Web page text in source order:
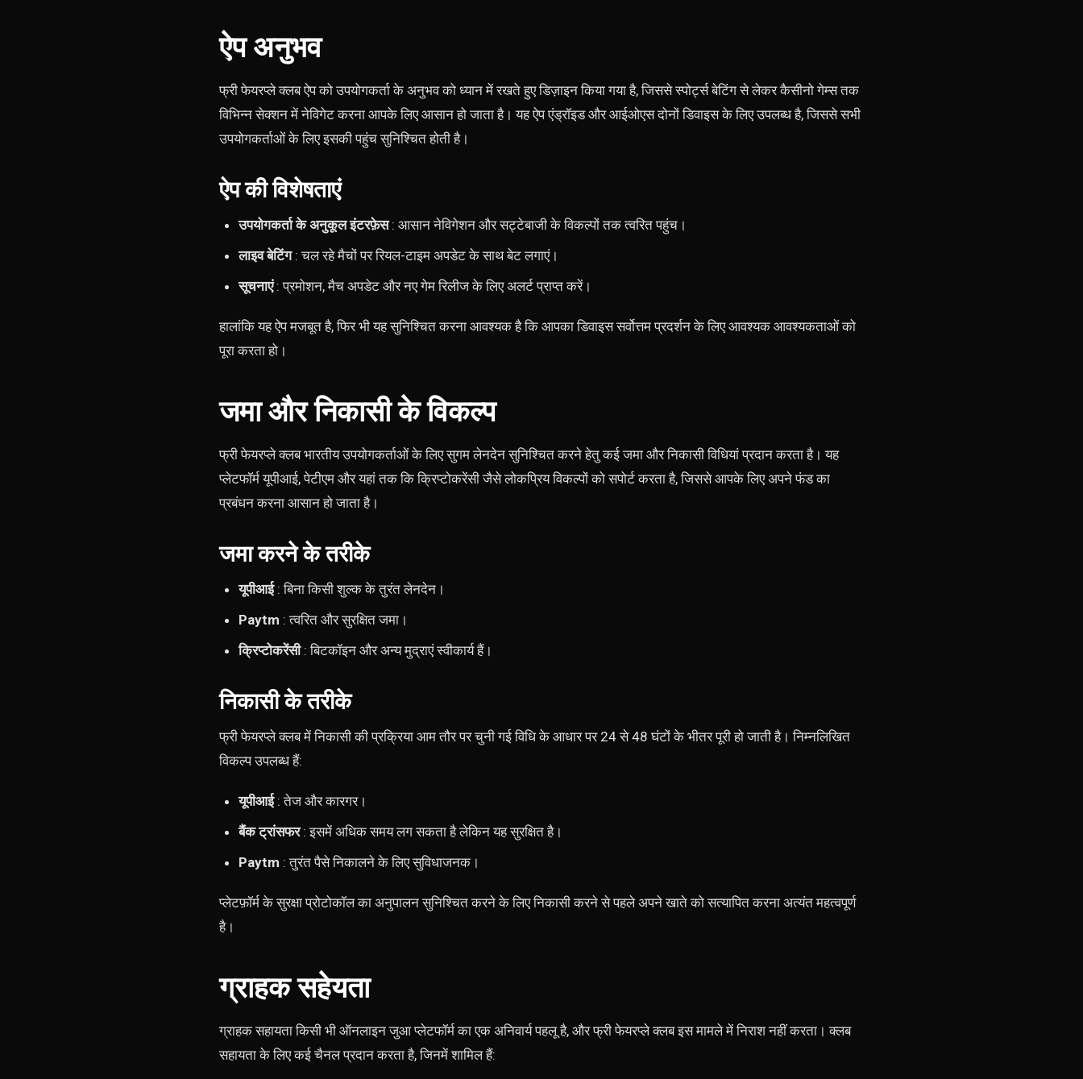
ऐप अनुभव
फ्री फेयरप्ले क्लब ऐप को उपयोगकर्ता के अनुभव को ध्यान में रखते हुए डिज़ाइन किया गया है, जिससे स्पोर्ट्स बेटिंग से लेकर कैसीनो गेम्स तक
विभिन्न सेक्शन में नेविगेट करना आपके लिए आसान हो जाता है। यह ऐप एंड्रॉइड और आईओएस दोनों डिवाइस के लिए उपलब्ध है, जिससे सभी
उपयोगकर्ताओं के लिए इसकी पहुंच सुनिश्चित होती है।
ऐप की विशेषताएं
उपयोगकर्ता के अनुकूल इंटरफ़ेस: आसान नेविगेशन और सट्टेबाजी के विकल्पों तक त्वरित पहुंच।
लाइव बेटिंग: चल रहे मैचों पर रियल-टाइम अपडेट के साथ बेट लगाएं।
सूचनाएं: प्रमोशन, मैच अपडेट और नए गेम रिलीज के लिए अलर्ट प्राप्त करें।
हालांकि यह ऐप मजबूत है, फिर भी यह सुनिश्चित करना आवश्यक है कि आपका डिवाइस सर्वोत्तम प्रदर्शन के लिए आवश्यक आवश्यकताओं को
पूरा करता हो।
जमा और निकासी के विकल्प
फ्री फेयरप्ले क्लब भारतीय उपयोगकर्ताओं के लिए सुगम लेनदेन सुनिश्चित करने हेतु कई जमा और निकासी विधियां प्रदान करता है। यह
प्लेटफॉर्म यूपीआई, पेटीएम और यहां तक ​​कि क्रिप्टोकरेंसी जैसे लोकप्रिय विकल्पों को सपोर्ट करता है, जिससे आपके लिए अपने फंड का
प्रबंधन करना आसान हो जाता है।
जमा करने के तरीके
यूपीआई: बिना किसी शुल्क के तुरंत लेनदेन।
Paytm : त्वरित और सुरक्षित जमा।
क्रिप्टोकरेंसी: बिटकॉइन और अन्य मुद्राएं स्वीकार्य हैं।
निकासी के तरीके
फ्री फेयरप्ले क्लब में निकासी की प्रक्रिया आम तौर पर चुनी गई विधि के आधार पर 24 से 48 घंटों के भीतर पूरी हो जाती है। निम्नलिखित
विकल्प उपलब्ध हैं:
यूपीआई: तेज और कारगर।
बैंक ट्रांसफर: इसमें अधिक समय लग सकता है लेकिन यह सुरक्षित है।
Paytm : तुरंत पैसे निकालने के लिए सुविधाजनक।
प्लेटफ़ॉर्म के सुरक्षा प्रोटोकॉल का अनुपालन सुनिश्चित करने के लिए निकासी करने से पहले अपने खाते को सत्यापित करना अत्यंत महत्वपूर्ण
है।
ग्राहक सहेयता
ग्राहक सहायता किसी भी ऑनलाइन जुआ प्लेटफॉर्म का एक अनिवार्य पहलू है, और फ्री फेयरप्ले क्लब इस मामले में निराश नहीं करता। क्लब
सहायता के लिए कई चैनल प्रदान करता है, जिनमें शामिल हैं: